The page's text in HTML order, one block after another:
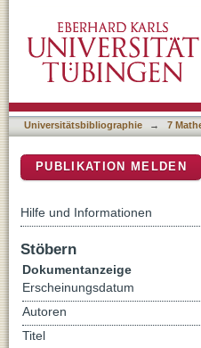
Universitätsbibliographie → 7
PUBLIKATION MELDEN
Hilfe und Informationen
Stöbern
Dokumentanzeige
Erscheinungsdatum
Autoren
Titel